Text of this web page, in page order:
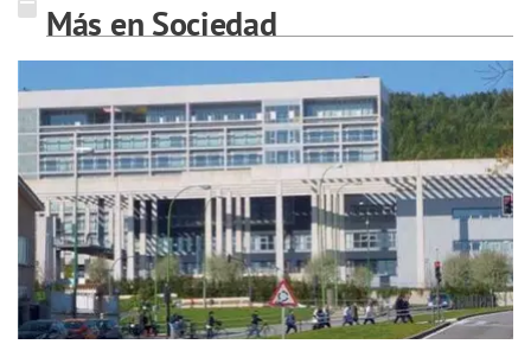
Más en Sociedad